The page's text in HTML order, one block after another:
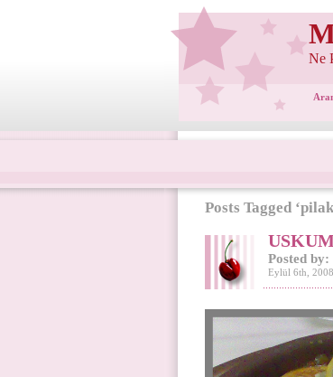
Ne
Posts Tagged
Posted by:
Eylül 6th,